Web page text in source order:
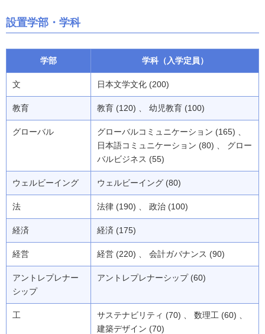
設置学部・学科
学部 学科（入学定員）
文 日本文学文化 (200)
教育 教育 (120) 、 幼児教育 (100)
グローバル
グローバルコミュニケーション (165) 、
日本語コミュニケーション (80) 、 グロー
バルビジネス (55)
ウェルビーイング ウェルビーイング (80)
法 法律 (190) 、 政治 (100)
経済 経済 (175)
経営 経営 (220) 、 会計ガバナンス (90)
アントレプレナー
シップ
アントレプレナーシップ (60)
工
サステナビリティ (70) 、 数理工 (60) 、
建築デザイン (70)